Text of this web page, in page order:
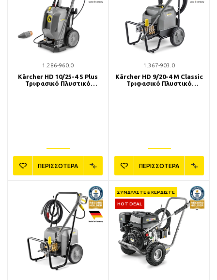
1.286-960.0
Kärcher HD 10/25-4 S Plus
Τριφασικό Πλυστικό
ΠΕΡΙΣΣΟΤΕΡΑ
1.367-903.0
Kärcher HD 9/20-4 M Classic
Τριφασικό Πλυστικό
ΠΕΡΙΣΣΟΤΕΡΑ
ΣΥΝΔΥΑΣΤΕ & ΚΕΡΔΙΣΤΕ
HOT DEAL